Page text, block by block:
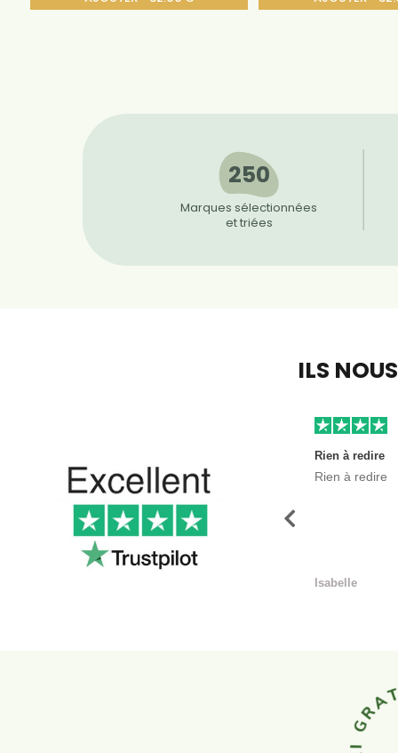
250
Marques sélectionnées
et triées
ILS
Rien à redire
Rien à redire
Isabelle
Précédent